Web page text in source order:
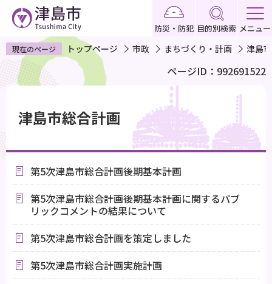
ペ
ー
ジ
で
す
防災・防犯 目的別検索 メニュー
現在のページ トップページ 市政 まちづくり・計画 津島
ページID：992691522
津島市総合計画
第5次津島市総合計画後期基本計画
第5次津島市総合計画後期基本計画に関するパブ
リックコメントの結果について
第5次津島市総合計画を策定しました
第5次津島市総合計画実施計画